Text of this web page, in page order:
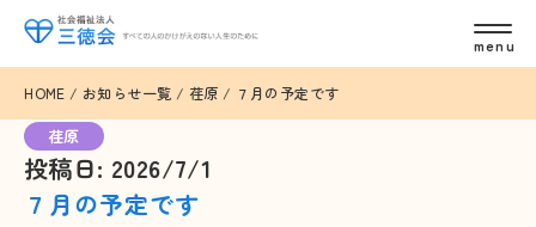
HOME / お知らせ一覧 / 荏原 / ７月の予定です
荏原
投稿日: 2026/7/1
７月の予定です